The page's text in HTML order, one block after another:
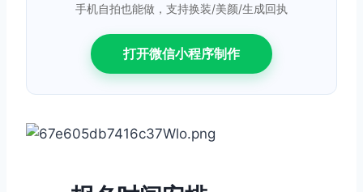
手机自拍也能做，支持换装/美颜/生成回执
打开微信小程序制作